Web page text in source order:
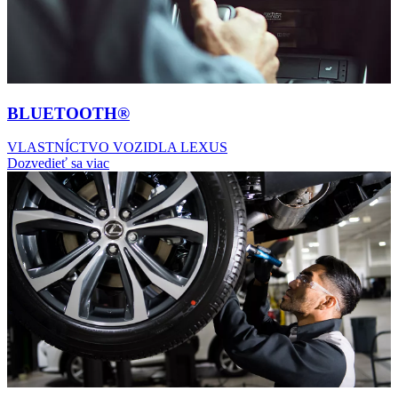
BLUETOOTH®
VLASTNÍCTVO VOZIDLA LEXUS
Dozvedieť sa viac